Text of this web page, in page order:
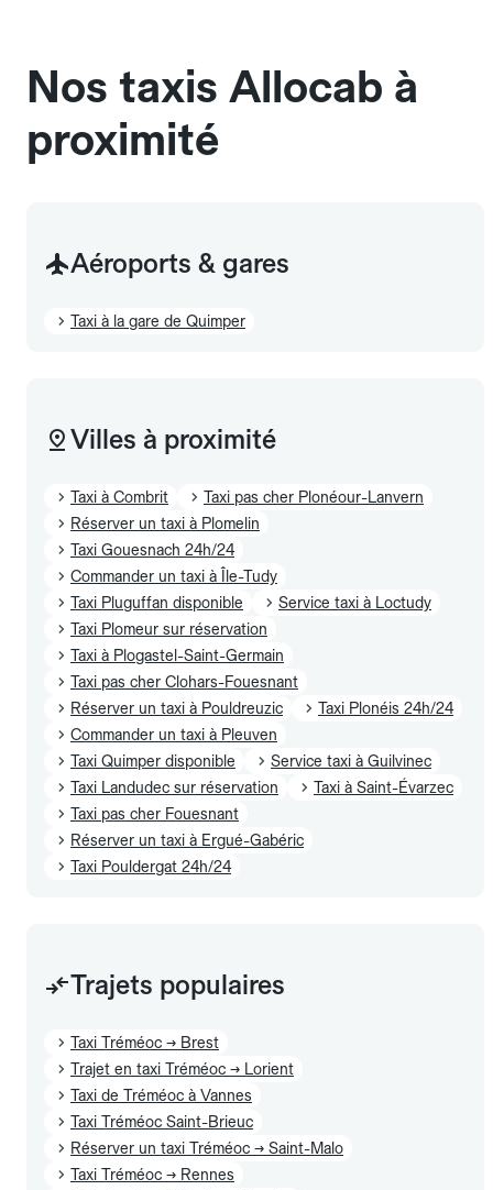
Nos taxis Allocab à
proximité
Aéroports & gares
Taxi à la gare de Quimper
Villes à proximité
Taxi à Combrit
Taxi pas cher Plonéour-Lanvern
Réserver un taxi à Plomelin
Taxi Gouesnach 24h/24
Commander un taxi à Île-Tudy
Taxi Pluguffan disponible
Service taxi à Loctudy
Taxi Plomeur sur réservation
Taxi à Plogastel-Saint-Germain
Taxi pas cher Clohars-Fouesnant
Réserver un taxi à Pouldreuzic
Taxi Plonéis 24h/24
Commander un taxi à Pleuven
Taxi Quimper disponible
Service taxi à Guilvinec
Taxi Landudec sur réservation
Taxi à Saint-Évarzec
Taxi pas cher Fouesnant
Réserver un taxi à Ergué-Gabéric
Taxi Pouldergat 24h/24
Trajets populaires
Taxi Tréméoc → Brest
Trajet en taxi Tréméoc → Lorient
Taxi de Tréméoc à Vannes
Taxi Tréméoc Saint-Brieuc
Réserver un taxi Tréméoc → Saint-Malo
Taxi Tréméoc → Rennes